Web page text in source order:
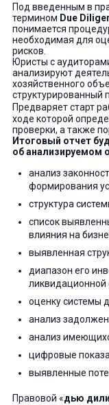
Под введенным в
термином Due
понимается
необходимая для
рисков.
Юристы с
анализируют
хозяйственного
структурированный
Предваряет старт
ходе которой
проверки, а также
Итоговый отчет
об анализируемом
анализ
формирования
структура
список
влияния на
выявленная
диапазон его
ликвидационной
оценку системы
анализ
анализ
цифровые
выявленные
Правовой «дью